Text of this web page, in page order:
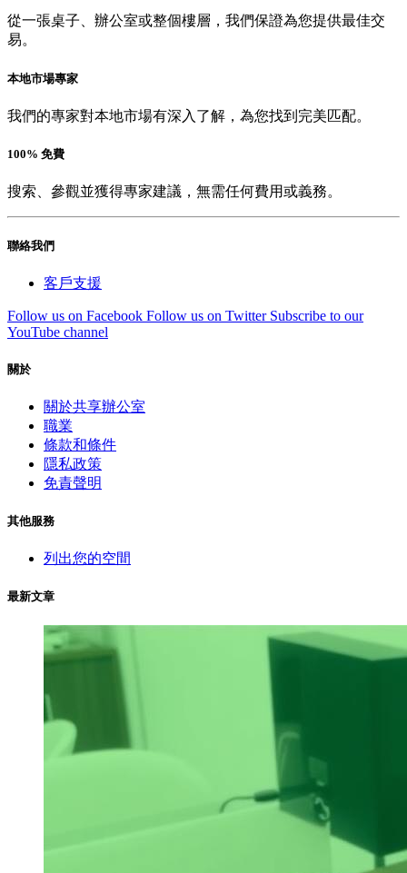
從一張桌子、辦公室或整個樓層，我們保證為您提供最佳交
易。
本地市場專家
我們的專家對本地市場有深入了解，為您找到完美匹配。
100% 免費
搜索、參觀並獲得專家建議，無需任何費用或義務。
聯絡我們
客戶支援
Follow us on Facebook Follow us on Twitter Subscribe to our
YouTube channel
關於
關於共享辦公室
職業
條款和條件
隱私政策
免責聲明
其他服務
列出您的空間
最新文章